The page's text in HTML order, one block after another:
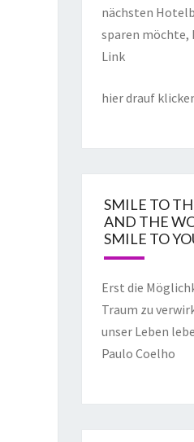
nächsten
sparen möchte,
Link
hier drauf
SMILE TO
AND THE
SMILE TO
Erst die
Traum zu
unser Leben
Paulo Coelho